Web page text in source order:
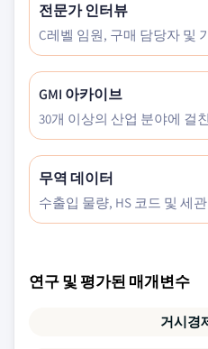
전문가 인터뷰
C레벨 임원, 구매 담당자 및
GMI 아카이브
30개 이상의 산업 분야에 걸
무역 데이터
수출입 물량, HS 코드 및 세
연구 및 평가된 매개변수
거시경